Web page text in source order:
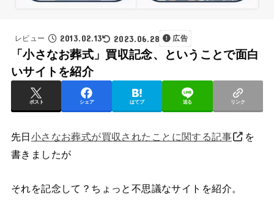
レビュー 2013.02.13 2023.06.28 広告
「小さなお葬式」買収記念、ということで面白
いサイトを紹介
ポスト シェア はてブ 送る リンク
先日小さなお葬式が買収されたことに関する記事
を
書きましたが
それを記念して？ちょっと不思議なサイトを紹介。